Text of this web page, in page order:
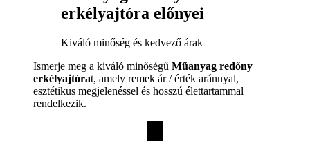
erkélyajtóra előnyei
Kiváló minőség és kedvező árak
Ismerje meg a kiváló minőségű Műanyag redőny
erkélyajtórat, amely remek ár / érték aránnyal,
esztétikus megjelenéssel és hosszú élettartammal
rendelkezik.